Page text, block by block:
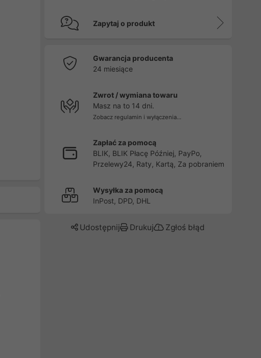
Zapytaj o produkt
Gwarancja producenta
24 miesiące
Zwrot / wymiana towaru
Masz na to 14 dni.
Zobacz regulamin i wyłączenia...
Zapłać za pomocą
BLIK, BLIK Płacę Później, PayPo,
Przelewy24, Raty, Kartą, Za pobraniem
Wysyłka za pomocą
InPost, DPD, DHL
Udostępnij Drukuj Zgłoś błąd